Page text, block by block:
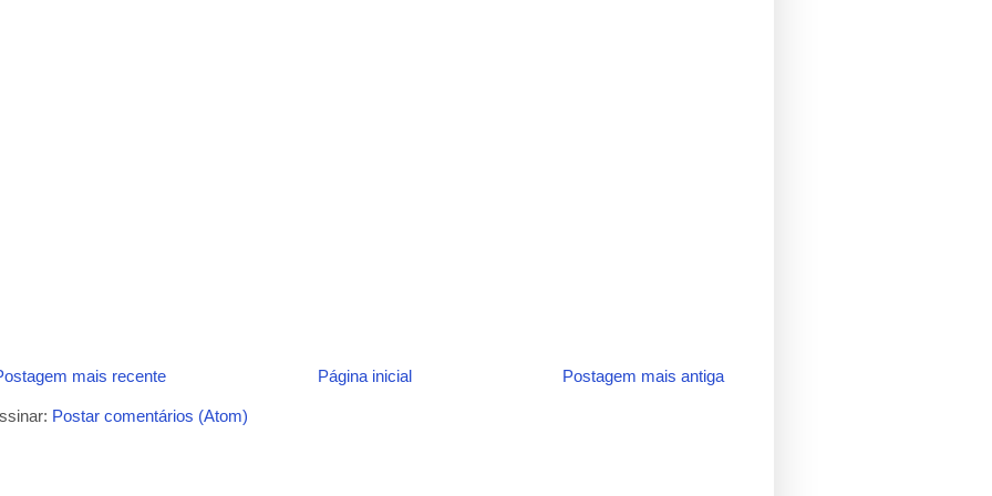
mais recente Postagem mais antiga
Página inicial
Postar comentários (Atom)